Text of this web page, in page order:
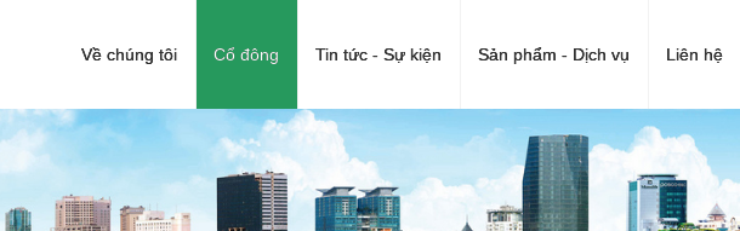
Về chúng tôi Cổ đông Tin tức - Sự kiện Sản phẩm - Dịch vụ Liên hệ